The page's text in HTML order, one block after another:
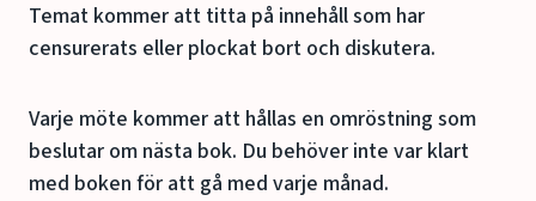
Temat kommer att titta på innehåll som har
censurerats eller plockat bort och diskutera.
Varje möte kommer att hållas en omröstning som
beslutar om nästa bok. Du behöver inte var klart
med boken för att gå med varje månad.